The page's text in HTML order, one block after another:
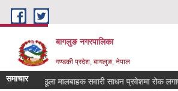
Skip to main content
बागलुङ नगरपालिका
गण्डकी प्रदेश, बागलुङ, नेपाल
समाचार
समयमा ठूला मालबाहक सवारी साधन प्रवेशमा रोक